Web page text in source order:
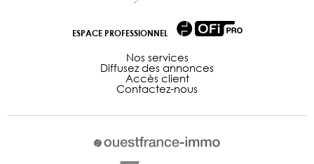
ESPACE PROFESSIONNEL
Nos services
Diffusez des annonces
Accès client
Contactez-nous